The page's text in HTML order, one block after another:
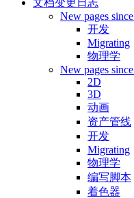
文档变更日志
New pages
开发
Migrating
物理学
New pages
2D
3D
动画
资产管线
开发
Migrating
物理学
编写脚本
着色器